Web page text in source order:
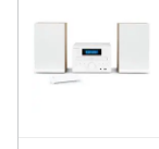
Festività
e